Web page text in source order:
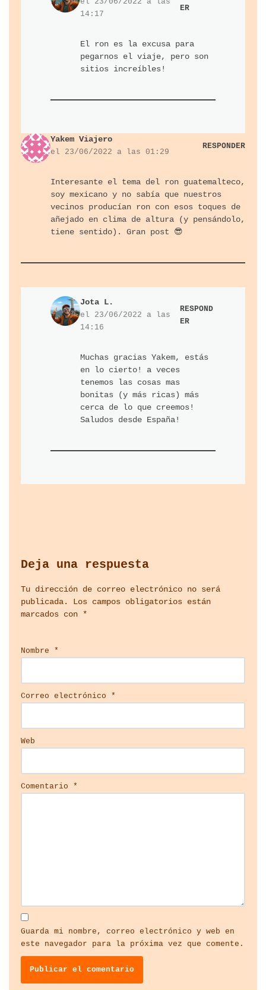
14:17
ER
El ron es la excusa para
pegarnos el viaje, pero son
sitios increíbles!
Yakem Viajero
el 23/06/2022 a las 01:29
RESPONDER
Interesante el tema del ron guatemalteco,
soy mexicano y no sabía que nuestros
vecinos producían ron con esos toques de
añejado en clima de altura (y pensándolo,
tiene sentido). Gran post 😎
Jota L.
el 23/06/2022 a las
14:16
RESPOND
ER
Muchas gracias Yakem, estás
en lo cierto! a veces
tenemos las cosas mas
bonitas (y más ricas) más
cerca de lo que creemos!
Saludos desde España!
Deja una respuesta
Tu dirección de correo electrónico no será
publicada.
Los campos obligatorios están
marcados con *
Nombre *
Correo electrónico *
Web
Comentario *
Guarda mi nombre, correo electrónico y web en
este navegador para la próxima vez que comente.